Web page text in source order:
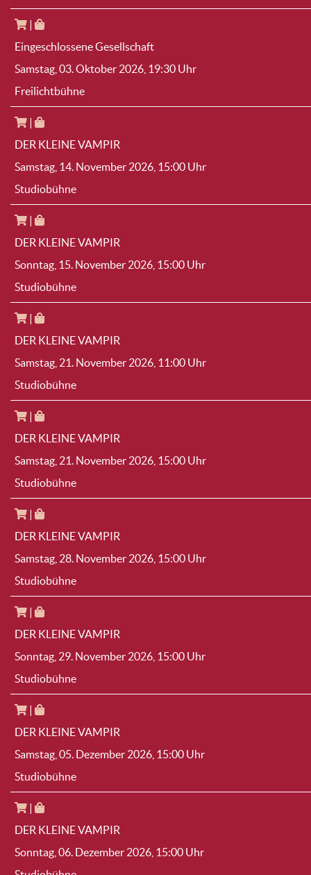
|
Eingeschlossene Gesellschaft
Samstag, 03. Oktober 2026 , 19:30 Uhr
Freilichtbühne
|
DER KLEINE VAMPIR
Samstag, 14. November 2026 , 15:00 Uhr
Studiobühne
|
DER KLEINE VAMPIR
Sonntag, 15. November 2026 , 15:00 Uhr
Studiobühne
|
DER KLEINE VAMPIR
Samstag, 21. November 2026 , 11:00 Uhr
Studiobühne
|
DER KLEINE VAMPIR
Samstag, 21. November 2026 , 15:00 Uhr
Studiobühne
|
DER KLEINE VAMPIR
Samstag, 28. November 2026 , 15:00 Uhr
Studiobühne
|
DER KLEINE VAMPIR
Sonntag, 29. November 2026 , 15:00 Uhr
Studiobühne
|
DER KLEINE VAMPIR
Samstag, 05. Dezember 2026 , 15:00 Uhr
Studiobühne
|
DER KLEINE VAMPIR
Sonntag, 06. Dezember 2026 , 15:00 Uhr